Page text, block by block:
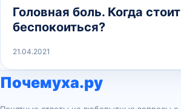
Головная боль. Когда стоит
беспокоиться?
21.04.2021
Почемуха.ру